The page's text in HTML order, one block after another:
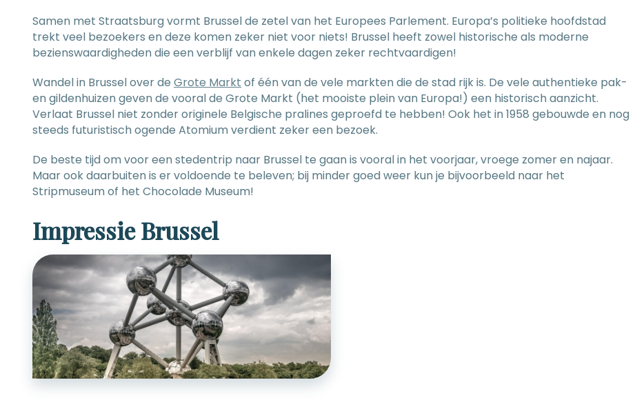
Samen met Straatsburg vormt Brussel de zetel van het Europees Parlement. Europa’s politieke hoofdstad
trekt veel bezoekers en deze komen zeker niet voor niets! Brussel heeft zowel historische als moderne
bezienswaardigheden die een verblijf van enkele dagen zeker rechtvaardigen!
Wandel in Brussel over de Grote Markt of één van de vele markten die de stad rijk is. De vele authentieke pak-
en gildenhuizen geven de vooral de Grote Markt (het mooiste plein van Europa!) een historisch aanzicht.
Verlaat Brussel niet zonder originele Belgische pralines geproefd te hebben! Ook het in 1958 gebouwde en nog
steeds futuristisch ogende Atomium verdient zeker een bezoek.
De beste tijd om voor een stedentrip naar Brussel te gaan is vooral in het voorjaar, vroege zomer en najaar.
Maar ook daarbuiten is er voldoende te beleven; bij minder goed weer kun je bijvoorbeeld naar het
Stripmuseum of het Chocolade Museum!
Impressie Brussel